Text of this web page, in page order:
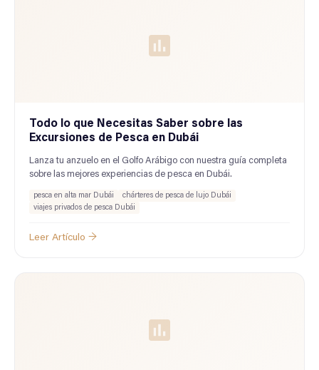
Todo lo que Necesitas Saber sobre las
Excursiones de Pesca en Dubái
Lanza tu anzuelo en el Golfo Arábigo con nuestra guía completa
sobre las mejores experiencias de pesca en Dubái.
pesca en alta mar Dubái
chárteres de pesca de lujo Dubái
viajes privados de pesca Dubái
Leer Artículo →